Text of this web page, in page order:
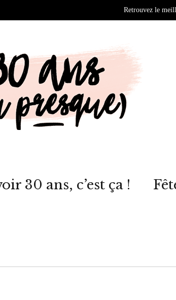
30 ans, c’est ça !
Retrouvez le